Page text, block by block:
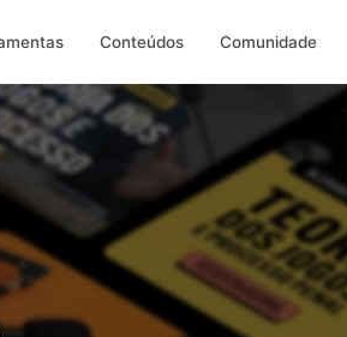
Conteúdos Comunidade